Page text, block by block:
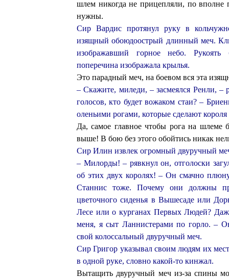
шлем никогда не прицепляли, по
нужны.
Сир Вардис протянул руку в
изящный обоюдоострый длинный меч.
изображавший горное небо.
поперечина изображала крылья.
Это парадный меч, на боевом вся эта
– Скажите, миледи, – засмеялся Ренли,
голосов, кто будет вожаком стаи? –
оленьими рогами, которые сделают
Да, самое главное чтобы рога на шлеме
выше! В бою без этого обойтись никак
Сир Илин извлек огромный двуручный
– Милорды! – рявкнул он, отголоски
об этих двух королях! – Он смачно
Станнис тоже. Почему они должны
цветочного сиденья в Вышесаде или
Лесе или о курганах Первых Людей?
меня, я сыт Ланнистерами по горло. –
свой колоссальный двуручный меч.
Сир Григор указывал своим людям их
в одной руке, словно какой-то кинжал.
Вытащить двуручный меч из-за спины